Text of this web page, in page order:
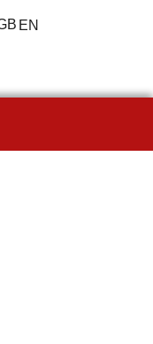
EN